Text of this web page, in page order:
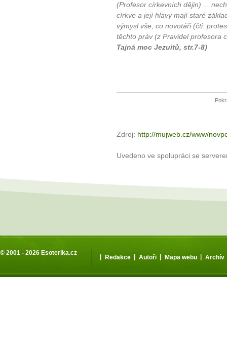
(Profesor církevních dějin) ...
církve a její hlavy mají staré
výmysl vše, co novotáři (čti:
těchto práv (z Pravidel profesora
Tajná moc Jezuitů, str.7-8)
Zdroj: http://mujweb.cz/www/
Uvedeno ve spolupráci se
© 2001 - 2026 Esoterika.cz
| Redakce | Autoři | Mapa webu | Archív